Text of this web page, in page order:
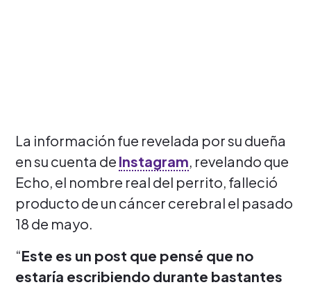
La información fue revelada por su dueña
en su cuenta de Instagram, revelando que
Echo, el nombre real del perrito, falleció
producto de un cáncer cerebral el pasado
18 de mayo.
“Este es un post que pensé que no
estaría escribiendo durante bastantes